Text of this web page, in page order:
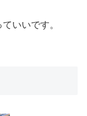
いいです。